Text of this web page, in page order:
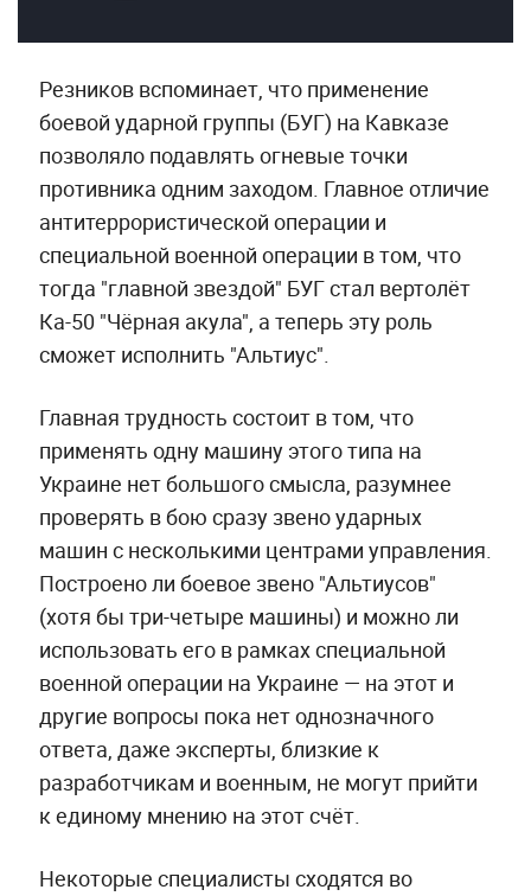
Резников вспоминает, что применение
боевой ударной группы (БУГ) на Кавказе
позволяло подавлять огневые точки
противника одним заходом. Главное отличие
антитеррористической операции и
специальной военной операции в том, что
тогда "главной звездой" БУГ стал вертолёт
Ка-50 "Чёрная акула", а теперь эту роль
сможет исполнить "Альтиус".
Главная трудность состоит в том, что
применять одну машину этого типа на
Украине нет большого смысла, разумнее
проверять в бою сразу звено ударных
машин с несколькими центрами управления.
Построено ли боевое звено "Альтиусов"
(хотя бы три-четыре машины) и можно ли
использовать его в рамках специальной
военной операции на Украине — на этот и
другие вопросы пока нет однозначного
ответа, даже эксперты, близкие к
разработчикам и военным, не могут прийти
к единому мнению на этот счёт.
Некоторые специалисты сходятся во